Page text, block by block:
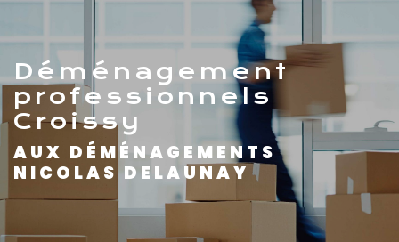
déménagement
professionnels
Croissy
AUX DÉMÉNAGEMENTS
NICOLAS DELAUNAY